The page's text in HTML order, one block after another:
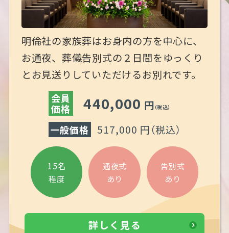
明倫社の家族葬はお身内の方を中心に、
お通夜、葬儀告別式の２日間をゆっくり
とお見送りしていただけるお別れです。
会員
価格
440,000 円 （税込）
一般価格 517,000 円（税込）
15名
程度
通夜式
あり
告別式
あり
詳しく見る